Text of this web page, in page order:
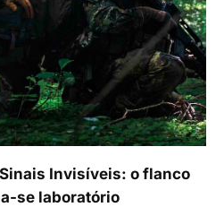
Invisíveis: o flanco
se laboratório